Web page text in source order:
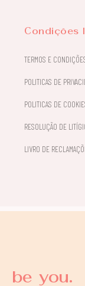
Condições
TERMOS E
POLITICAS DE
POLITICAS DE
RESOLUÇÃO DE
LIVRO DE
be you.